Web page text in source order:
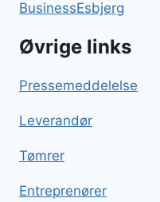
BusinessEsbjerg
Øvrige links
Pressemeddelelse
Leverandør
Tømrer
Entreprenører